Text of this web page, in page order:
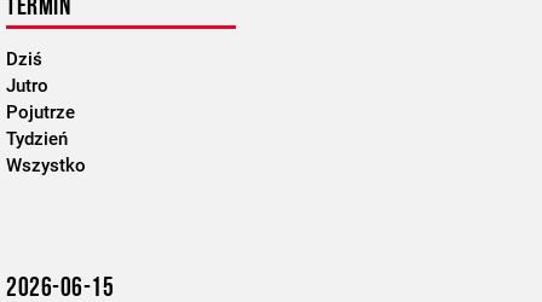
Dziś
Jutro
Pojutrze
Tydzień
Wszystko
2026-06-15